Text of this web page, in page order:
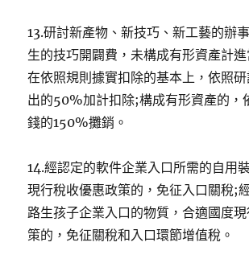
13.研討新產物、新技巧、新工藝的辦
生的技巧開闢費，未構成有形資產計進
在依照規則據實扣除的基本上，依照
出的50%加計扣除;構成有形資產的，
錢的150%攤銷。
14.經認定的軟件企業入口所需的自用
現行稅收優惠政策的，免征入口關稅;
路生孩子企業入口的物質，合適國度
策的，免征關稅和入口環節增值稅。